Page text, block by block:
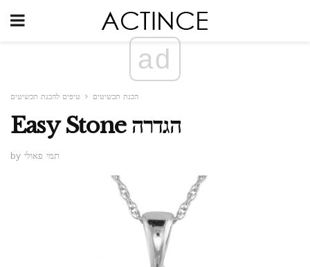
ad
הכנת תכשיטים טיפים להכנת תכשיטים
Easy Stone הגדרה
by תמי פאולי